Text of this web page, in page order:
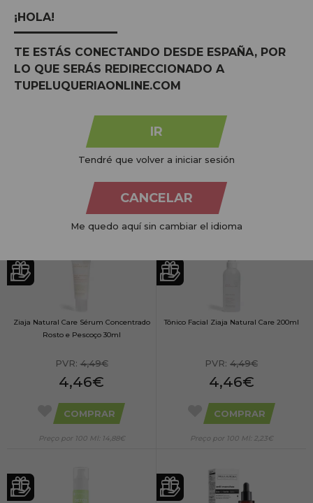
10,20€
9,70€
COMPRAR
Preço por 100 Ml: 97,04€
para Rosto e Pescoço 50ml
4,99€
COMPRAR
Preço por 100 Ml: 9,97€
Ziaja Natural Care Sérum Concentrado
Rosto e Pescoço 30ml
PVR:4,49€
4,46€
COMPRAR
Preço por 100 Ml: 14,88€
Tônico Facial Ziaja Natural Care 200ml
PVR: 4,49€
4,46€
COMPRAR
Preço por 100 Ml: 2,23€
¡HOLA!
TE ESTÁS CONECTANDO DESDE ESPAÑA, POR
LO QUE SERÁS REDIRECCIONADO A
TUPELUQUERIAONLINE.COM
IR
Tendré que volver a iniciar sesión
CANCELAR
Me quedo aquí sin cambiar el idioma